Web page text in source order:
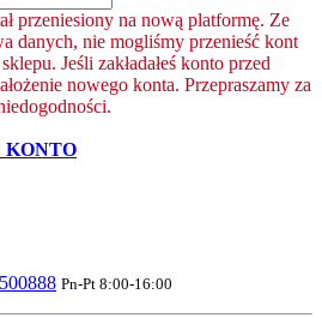
przeniesiony na nową platformę. Ze
danych, nie mogliśmy przenieść kont
Jeśli zakładałeś konto przed
nowego konta. Przepraszamy za
KONTO
Pn-Pt 8:00-16:00